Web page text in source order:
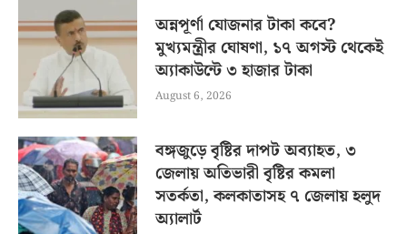
অন্নপূর্ণা যোজনার টাকা কবে?
মুখ্যমন্ত্রীর ঘোষণা, ১৭ অগস্ট থেকেই
অ্যাকাউন্টে ৩ হাজার টাকা
August 6, 2026
বঙ্গজুড়ে বৃষ্টির দাপট অব্যাহত, ৩
জেলায় অতিভারী বৃষ্টির কমলা
সতর্কতা, কলকাতাসহ ৭ জেলায় হলুদ
অ্যালার্ট